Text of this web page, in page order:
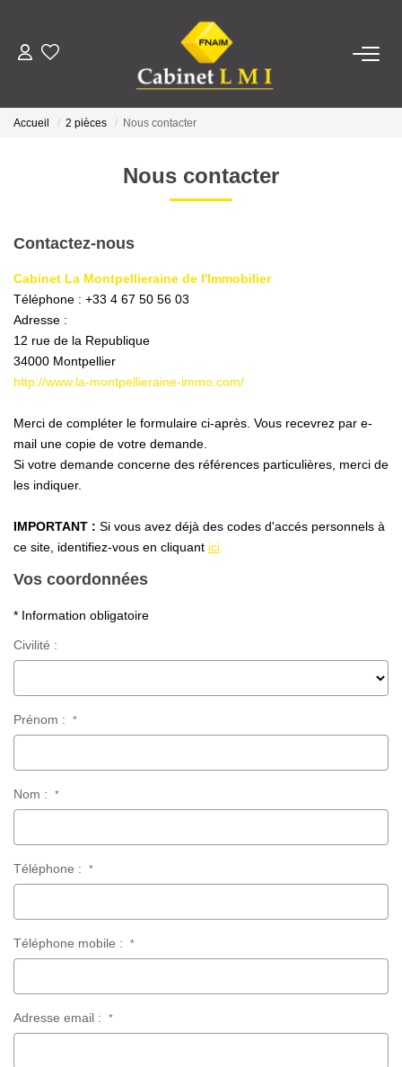
ACHETER
ESTIMER
NOTRE AGENCE
Qui Sommes-Nous ?
Notre Équipe
Nos Partenaires
Nos Actualités
Accueil 2 pièces Nous contacter
Nous contacter
Contactez-nous
Cabinet La Montpellieraine de l'Immobilier
Téléphone : +33 4 67 50 56 03
Adresse :
12 rue de la Republique
34000 Montpellier
http://www.la-montpellieraine-immo.com/
Merci de compléter le formulaire ci-après. Vous recevrez par e-
mail une copie de votre demande.
Si votre demande concerne des références particulières, merci de
les indiquer.
IMPORTANT : Si vous avez déjà des codes d'accés personnels à
ce site, identifiez-vous en cliquant ici
Vos coordonnées
* Information obligatoire
Civilité :
Prénom : *
Nom : *
Téléphone : *
Téléphone mobile : *
Adresse email : *